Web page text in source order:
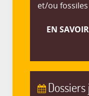
et/ou fossiles
EN